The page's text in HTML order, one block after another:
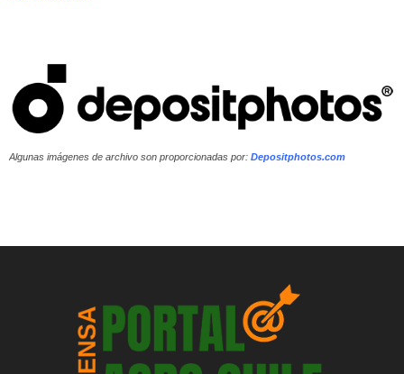
Algunas imágenes de archivo son proporcionadas por: Depositphotos.com